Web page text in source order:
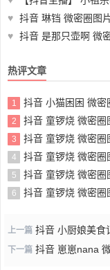
♥ 抖音 琳铛 微密圈图片分
♥ 抖音 是那只壶啊 微密圈图
热评文章
1 抖音 小猫困困 微密圈图片
2 抖音 童锣烧 微密圈
3 抖音 童锣烧 微密圈图片
4 抖音 童锣烧 微密圈图片分
5 抖音 童锣烧 微密圈图片分
6 抖音 童锣烧 微密圈图片分
上一篇 抖音 小厨娘美食
下一篇 抖音 崽崽nana